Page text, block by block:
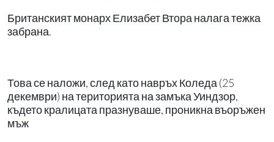
Британският монарх Елизабет Втора налага тежка
забрана.
Това се наложи, след като навръх Коледа (25
декември) на територията на замъка Уиндзор,
където кралицата празнуваше, проникна въоръжен
мъж